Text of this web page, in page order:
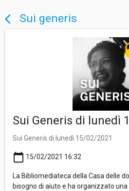
arrow_back_ios Sui generis
Sui Generis di lunedì
Sui Generis di lunedì 15/02/2021
calendar_today 15/02/2021 16:32
La Bibliomediateca della Casa delle
bisogno di aiuto e ha organizzato